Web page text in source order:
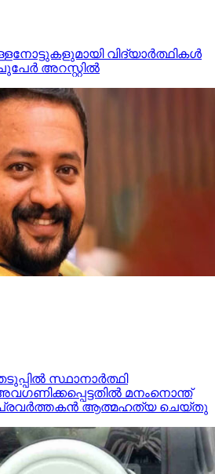
വിദ്യാര്‍ത്ഥികള്‍
അറസ്റ്റില്‍
സ്ഥാനാര്‍ത്ഥി
മനംനൊന്ത്
ആത്മഹത്യ ചെയ്തു